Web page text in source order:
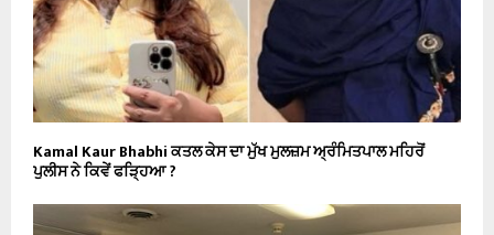
Kamal Kaur Bhabhi ਕਤਲ ਕੇਸ ਦਾ ਮੁੱਖ ਮੁਲਜ਼ਮ ਅ੍ਰੰਮਿਤਪਾਲ ਮਹਿਰੋਂ
ਪੁਲੀਸ ਨੇ ਕਿਵੇਂ ਫੜ੍ਹਿਆ ?